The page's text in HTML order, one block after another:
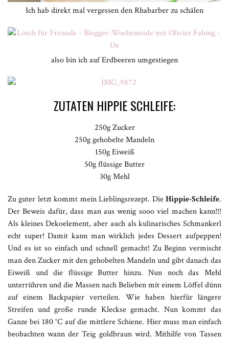
Ich hab direkt mal vergessen den Rhabarber zu schälen
also bin ich auf Erdbeeren umgestiegen
ZUTATEN HIPPIE SCHLEIFE:
250g Zucker
250g gehobelte Mandeln
150g Eiweiß
50g flüssige Butter
30g Mehl
Zu guter letzt kommt mein Lieblingsrezept. DieHippie-Schleife.
Der Beweis dafür, dass man aus wenig sooo viel machen kann!!!
Als kleines Dekoelement, aber auch als kulinarisches Schmankerl
echt super! Damit kann man wirklich jedes Dessert aufpeppen!
Und es ist so einfach und schnell gemacht! Zu Beginn vermischt
man den Zucker mit den gehobelten Mandeln und gibt danach das
Eiweiß und die flüssige Butter hinzu. Nun noch das Mehl
unterrühren und die Massen nach Belieben mit einem Löffel dünn
auf einem Backpapier verteilen. Wie haben hierfür längere
Streifen und große runde Kleckse gemacht. Nun kommt das
Ganze bei 180 °C auf die mittlere Schiene. Hier muss man einfach
beobachten wann der Teig goldbraun wird. Mithilfe von Tassen